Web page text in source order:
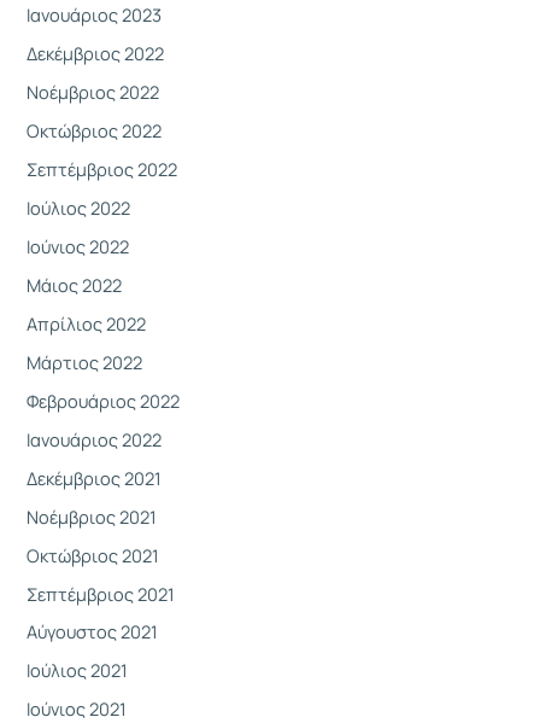
Ιανουάριος 2023
Δεκέμβριος 2022
Νοέμβριος 2022
Οκτώβριος 2022
Σεπτέμβριος 2022
Ιούλιος 2022
Ιούνιος 2022
Μάιος 2022
Απρίλιος 2022
Μάρτιος 2022
Φεβρουάριος 2022
Ιανουάριος 2022
Δεκέμβριος 2021
Νοέμβριος 2021
Οκτώβριος 2021
Σεπτέμβριος 2021
Αύγουστος 2021
Ιούλιος 2021
Ιούνιος 2021